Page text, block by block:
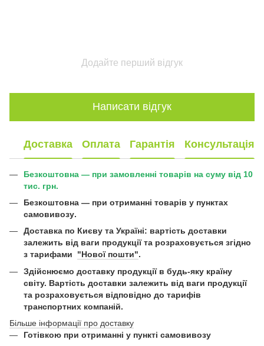
Додайте перший відгук
Написати відгук
Доставка Оплата Гарантія Консультація
Безкоштовна — при замовленні товарів на суму від 10
тис. грн.
Безкоштовна — при отриманні товарів у пунктах
самовивозу.
Доставка по Києву та Україні: вартість доставки
залежить від ваги продукції та розраховується згідно
з тарифами "Нової пошти".
Здійснюємо доставку продукції в будь-яку країну
світу. Вартість доставки залежить від ваги продукції
та розраховується відповідно до тарифів
транспортних компаній.
Більше інформації про доставку
Готівкою при отриманні у пункті самовивозу